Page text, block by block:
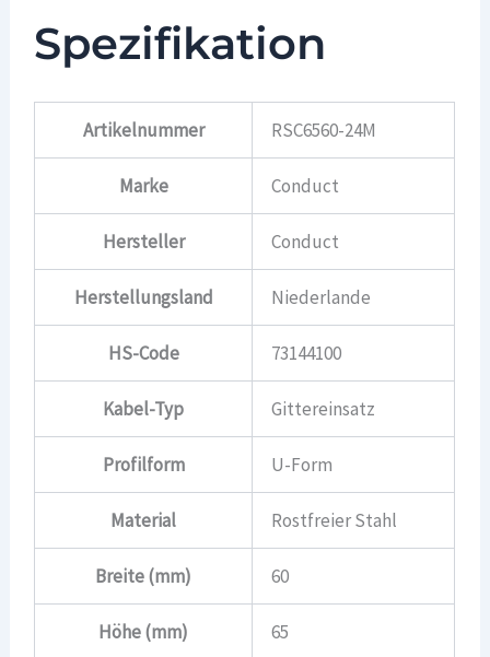
Spezifikation
Artikelnummer RSC6560-24M
Marke Conduct
Hersteller Conduct
Herstellungsland Niederlande
HS-Code 73144100
Kabel-Typ Gittereinsatz
Profilform U-Form
Material Rostfreier Stahl
Breite (mm) 60
Höhe (mm) 65